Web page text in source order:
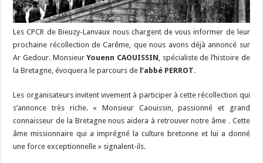
Les CPCR de Bieuzy-Lanvaux nous chargent de vous informer de leur
prochaine récollection de Carême, que nous avons déjà annoncé sur
Ar Gedour. MonsieurYouenn CAOUISSIN, spécialiste de l’histoire de
la Bretagne, évoquera le parcours de l’abbé PERROT.
Les organisateurs invitent vivement à participer à cette récollection qui
s’annonce très riche. « Monsieur Caouissin, passionné et grand
connaisseur de la Bretagne nous aidera à retrouver notre âme . Cette
âme missionnaire qui a imprégné la culture bretonne et lui a donné
une force exceptionnelle » signalent-ils.